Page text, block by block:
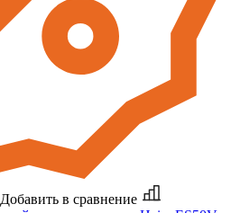
Добавить в сравнение